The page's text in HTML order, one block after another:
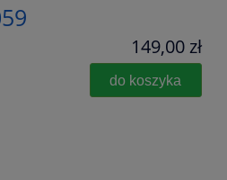
149,00 zł
do koszyka